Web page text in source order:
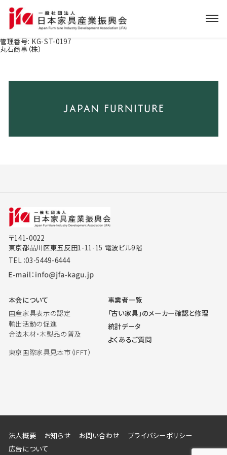
管理番号: KG-ST-0197
丸石商事（株）
〒141-0022
東京都品川区東五反田1-11-15 電波ビル9階
TEL：03-5449-6444
本会について
国産家具表示の認定
輸出活動の促進
合法木材・木製品の普及
東京国際家具見本市（IFFT）
事業者一覧
「古い家具」のメーカー確認と修理
統計データ
よくあるご質問
法人概要 お知らせ お問い合わせ
プライバシーポリシー
広告について